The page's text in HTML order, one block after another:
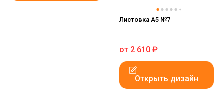
Листовка А5 №7
от 2 610 ₽
Открыть дизайн